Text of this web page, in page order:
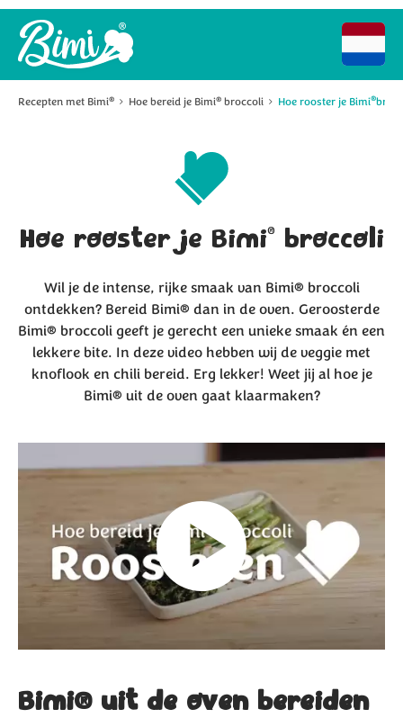
Recepten met Bimi® Hoe bereid je Bimi® broccoli Hoe rooster je Bimi®
Hoe rooster je Bimi® broccoli
Wil je de intense, rijke smaak van Bimi® broccoli
ontdekken? Bereid Bimi® dan in de oven. Geroosterde
Bimi® broccoli geeft je gerecht een unieke smaak én een
lekkere bite. In deze video hebben wij de veggie met
knoflook en chili bereid. Erg lekker! Weet jij al hoe je
Bimi® uit de oven gaat klaarmaken?
Bimi® uit de oven bereiden